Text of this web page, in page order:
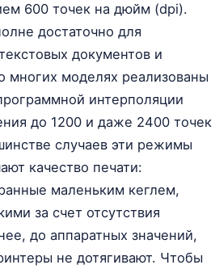
600 точек на дюйм (dpi).
достаточно для
документов и
многих моделях реализованы
интерполяции
до 1200 и даже 2400 точек
случаев эти режимы
качество печати:
маленьким кеглем,
за счет отсутствия
до аппаратных значений,
не дотягивают. Чтобы